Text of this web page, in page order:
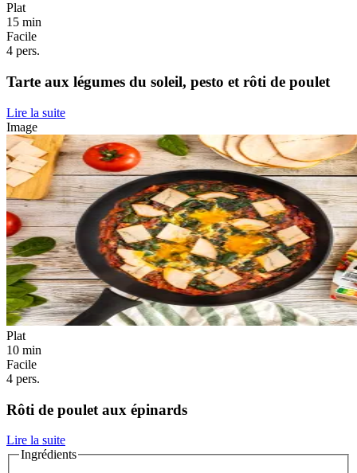
Plat
15 min
Facile
4 pers.
Tarte aux légumes du soleil, pesto et rôti de poulet
Lire la suite
Image
Plat
10 min
Facile
4 pers.
Rôti de poulet aux épinards
Lire la suite
Ingrédients